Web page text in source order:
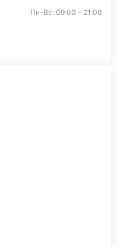
Пн-Вс: 09:00 - 21:00